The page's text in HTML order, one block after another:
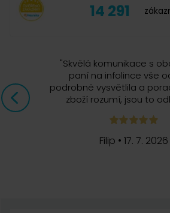
14 291
"Skvělá komunikace s
paní na infolince vše
podrobně vysvětlila a
zboží rozumí, jsou to
Filip •17. 7. 2026